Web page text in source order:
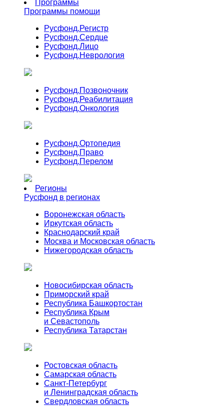
Программы
Программы помощи
Русфонд.Регистр
Русфонд.Сердце
Русфонд.Лицо
Русфонд.Неврология
Русфонд.Позвоночник
Русфонд.Реабилитация
Русфонд.Онкология
Русфонд.Ортопедия
Русфонд.Право
Русфонд.Перелом
Регионы
Русфонд в регионах
Воронежская область
Иркутская область
Краснодарский край
Москва и Московская область
Нижегородская область
Новосибирская область
Приморский край
Республика Башкортостан
Республика Крым
и Севастополь
Республика Татарстан
Ростовская область
Самарская область
Санкт-Петербург
и Ленинградская область
Свердловская область